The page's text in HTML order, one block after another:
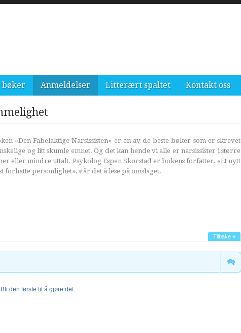
bøker Anmeldelser Litterært spaltet Kontakt oss
«Den Fabelaktige Narsissisten» er en av de beste bøker som er skrevet
og litt skumle emnet. Og det kan hende vi alle er narsissister i større
eller mindre uttalt. Psykolog Espen Skorstad er bokens forfatter. «Et nytt
forhatte personlighet», står det å lese på omslaget.
Tilbake »
den første til å gjøre det.